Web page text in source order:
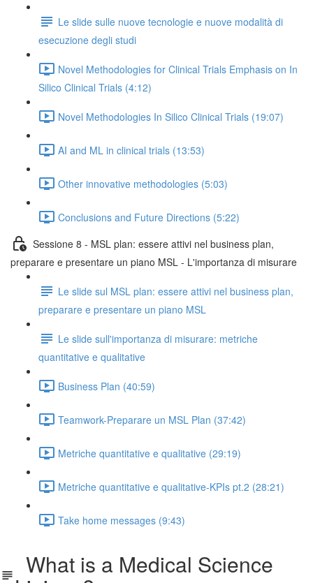
Le slide sulle nuove tecnologie e nuove modalità di
esecuzione degli studi
Novel Methodologies for Clinical Trials Emphasis on In
Silico Clinical Trials (4:12)
Novel Methodologies In Silico Clinical Trials (19:07)
AI and ML in clinical trials (13:53)
Other innovative methodologies (5:03)
Conclusions and Future Directions (5:22)
Sessione 8 - MSL plan: essere attivi nel business plan,
preparare e presentare un piano MSL - L'importanza di misurare
Le slide sul MSL plan: essere attivi nel business plan,
preparare e presentare un piano MSL
Le slide sull'importanza di misurare: metriche
quantitative e qualitative
Business Plan (40:59)
Teamwork-Preparare un MSL Plan (37:42)
Metriche quantitative e qualitative (29:19)
Metriche quantitative e qualitative-KPIs pt.2 (28:21)
Take home messages (9:43)
What is a Medical Science